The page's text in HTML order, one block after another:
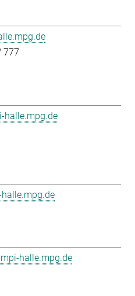
777
halle.mpg.de
halle.mpg.de